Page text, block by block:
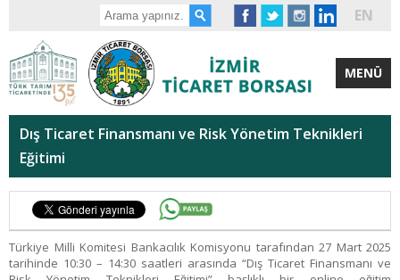
EN
MENÜ
Dış Ticaret Finansmanı ve Risk Yönetim Teknikleri
Eğitimi
Türkiye Milli Komitesi Bankacılık Komisyonu tarafından 27 Mart 2025
tarihinde 10:30 – 14:30 saatleri arasında “Dış Ticaret Finansmanı ve